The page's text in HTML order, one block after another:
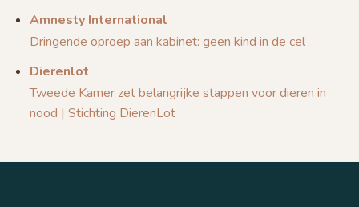
Amnesty International
Dringende oproep aan kabinet: geen kind in de cel
Dierenlot
Tweede Kamer zet belangrijke stappen voor dieren in
nood | Stichting DierenLot